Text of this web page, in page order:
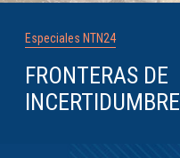
Especiales NTN24
FRONTERAS DE
INCERTIDUMBRE